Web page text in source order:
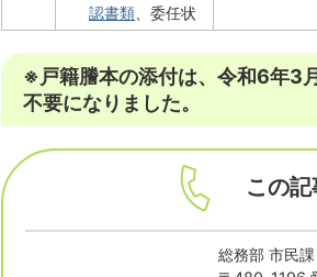
認書類 、委任状
※戸籍謄本の添付は、令和6年3
不要になりました。
この
総務部 市民課